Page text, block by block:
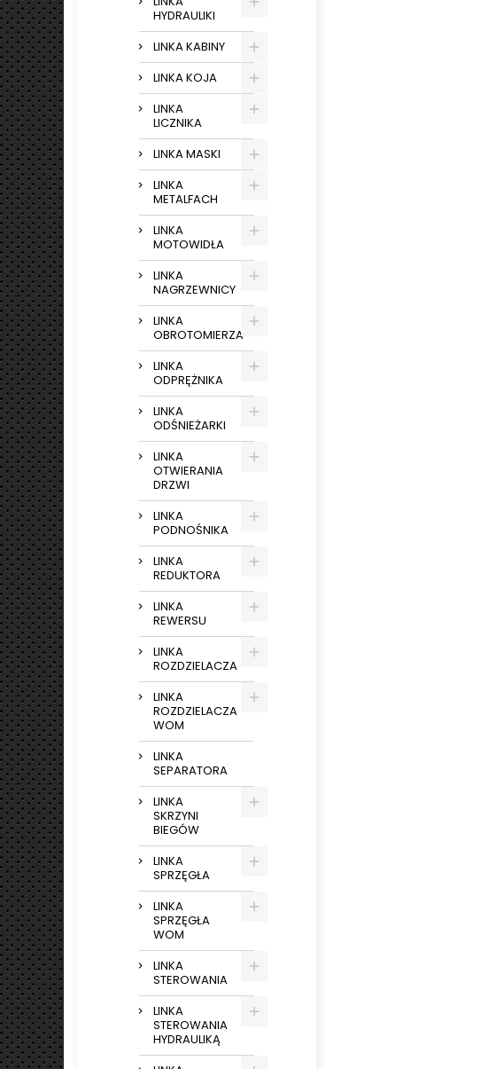
HYDRAULIKI
LINKA KABINY
LINKA KOJA
LINKA
LICZNIKA
LINKA MASKI
LINKA
METALFACH
LINKA
MOTOWIDŁA
LINKA
NAGRZEWNICY
LINKA
OBROTOMIERZA
LINKA
ODPRĘŻNIKA
LINKA
ODŚNIEŻARKI
LINKA
OTWIERANIA
DRZWI
LINKA
PODNOŚNIKA
LINKA
REDUKTORA
LINKA
REWERSU
LINKA
ROZDZIELACZA
LINKA
ROZDZIELACZA
WOM
LINKA
SEPARATORA
LINKA
SKRZYNI
BIEGÓW
LINKA
SPRZĘGŁA
LINKA
SPRZĘGŁA
WOM
LINKA
STEROWANIA
LINKA
STEROWANIA
HYDRAULIKĄ